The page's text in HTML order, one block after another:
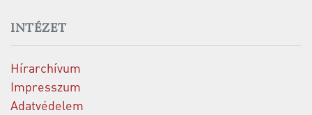
INTÉZET
Hírarchívum
Impresszum
Adatvédelem